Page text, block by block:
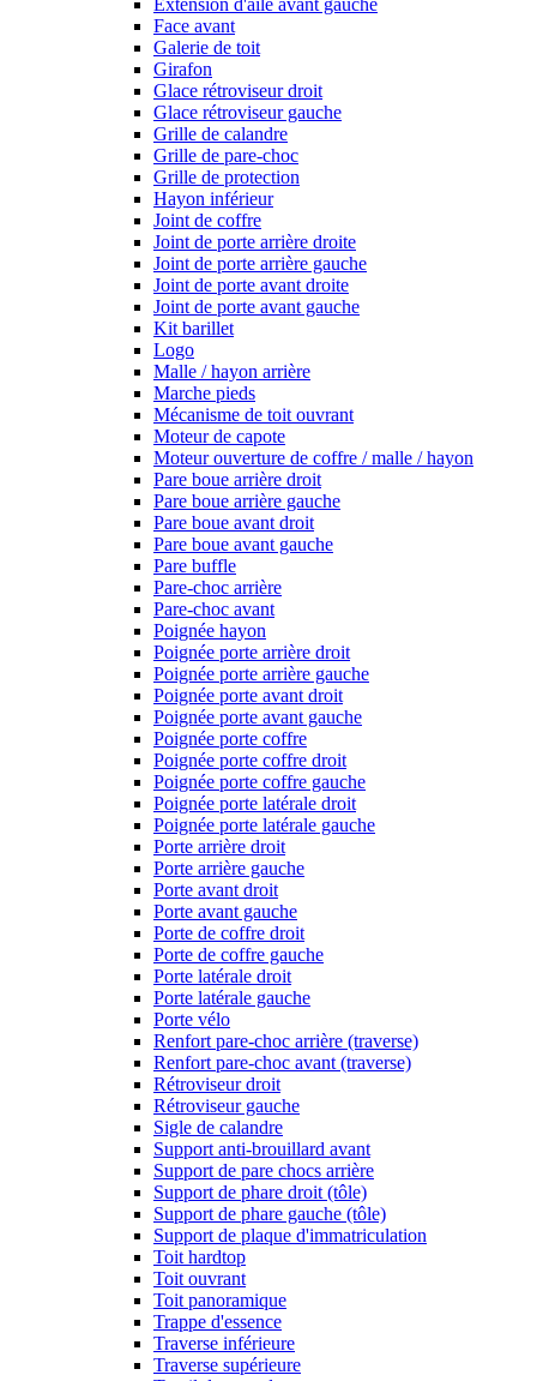
Extension d'aile avant gauche
Face avant
Galerie de toit
Girafon
Glace rétroviseur droit
Glace rétroviseur gauche
Grille de calandre
Grille de pare-choc
Grille de protection
Hayon inférieur
Joint de coffre
Joint de porte arrière droite
Joint de porte arrière gauche
Joint de porte avant droite
Joint de porte avant gauche
Kit barillet
Logo
Malle / hayon arrière
Marche pieds
Mécanisme de toit ouvrant
Moteur de capote
Moteur ouverture de coffre / malle / hayon
Pare boue arrière droit
Pare boue arrière gauche
Pare boue avant droit
Pare boue avant gauche
Pare buffle
Pare-choc arrière
Pare-choc avant
Poignée hayon
Poignée porte arrière droit
Poignée porte arrière gauche
Poignée porte avant droit
Poignée porte avant gauche
Poignée porte coffre
Poignée porte coffre droit
Poignée porte coffre gauche
Poignée porte latérale droit
Poignée porte latérale gauche
Porte arrière droit
Porte arrière gauche
Porte avant droit
Porte avant gauche
Porte de coffre droit
Porte de coffre gauche
Porte latérale droit
Porte latérale gauche
Porte vélo
Renfort pare-choc arrière (traverse)
Renfort pare-choc avant (traverse)
Rétroviseur droit
Rétroviseur gauche
Sigle de calandre
Support anti-brouillard avant
Support de pare chocs arrière
Support de phare droit (tôle)
Support de phare gauche (tôle)
Support de plaque d'immatriculation
Toit hardtop
Toit ouvrant
Toit panoramique
Trappe d'essence
Traverse inférieure
Traverse supérieure